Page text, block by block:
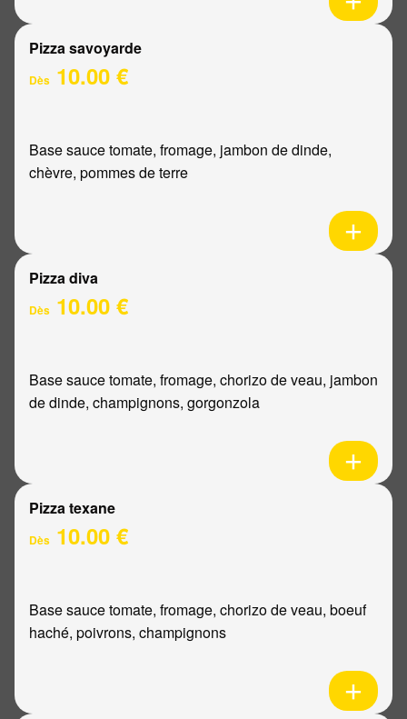
Pizza savoyarde
Dès 10.00 €
Base sauce tomate, fromage, jambon de dinde,
chèvre, pommes de terre
Pizza diva
Dès 10.00 €
Base sauce tomate, fromage, chorizo de veau, jambon
de dinde, champignons, gorgonzola
Pizza texane
Dès 10.00 €
Base sauce tomate, fromage, chorizo de veau, boeuf
haché, poivrons, champignons